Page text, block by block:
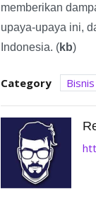
memberikan
upaya-upaya ini,
Indonesia. (kb)
Category Bisnis